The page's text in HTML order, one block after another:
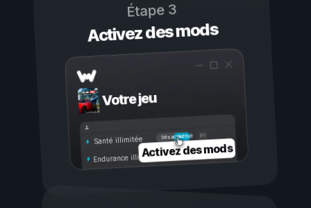
Étape 3
Activez des mods
Votre jeu
Activé
Désactivé
Santé illimitée
Endurance illimitéeActivez des mods